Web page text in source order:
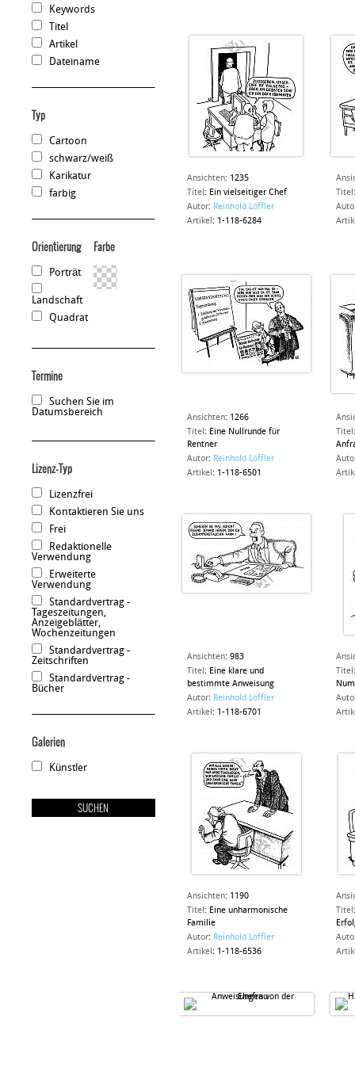
Keywords
Titel
Artikel
Dateiname
Typ
Cartoon
schwarz/weiß
Karikatur
farbig
Orientierung
Porträt
Landschaft
Quadrat
Farbe
Termine
Suchen Sie im
Datumsbereich
Lizenz-Typ
Lizenzfrei
Kontaktieren Sie uns
Frei
Redaktionelle
Verwendung
Erweiterte
Verwendung
Standardvertrag -
Tageszeitungen,
Anzeigeblätter,
Wochenzeitungen
Standardvertrag -
Zeitschriften
Standardvertrag -
Bücher
Galerien
Künstler
Ansichten: 1235
Titel : Ein vielseitiger Chef
Autor: Reinhold Löffler
Artikel : 1-118-6284
Titel
Ansichten: 1266
Titel : Eine Nullrunde für
Rentner
Autor: Reinhold Löffler
Artikel : 1-118-6501
Titel
Ansichten: 983
Titel : Eine klare und
bestimmte Anweisung
Autor: Reinhold Löffler
Artikel : 1-118-6701
Titel
Ansichten: 1190
Titel : Eine unharmonische
Familie
Autor: Reinhold Löffler
Artikel : 1-118-6536
Titel